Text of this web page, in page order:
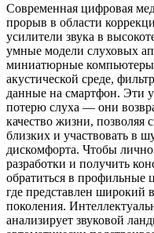
Современная цифровая
прорыв в области
усилители звука в
умные модели слуховых
миниатюрные
акустической среде,
данные на смартфон. Эти
потерю слуха — они
качество жизни,
близких и участвовать в
дискомфорта. Чтобы
разработки и получить
обратиться в профильные
где представлен широкий
поколения.
анализирует звуковой